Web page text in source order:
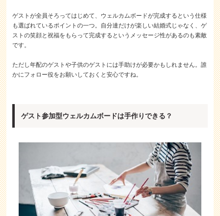
ゲストが全員そろってはじめて、ウェルカムボードが完成するという仕様
も選ばれているポイントの一つ。自分達だけが楽しい結婚式じゃなく、ゲ
ストの笑顔と祝福をもらって完成するというメッセージ性があるのも素敵
です。
ただし年配のゲストや子供のゲストには手助けが必要かもしれません。誰
かにフォロー役をお願いしておくと安心ですね。
ゲスト参加型ウェルカムボードは手作りできる？